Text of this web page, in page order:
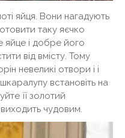
яйця. Вони нагадують
таку яєчко
яйце і добре його
від вмісту. Тому
невеликі отвори і і
встановіть на
її золотий
чудовим.